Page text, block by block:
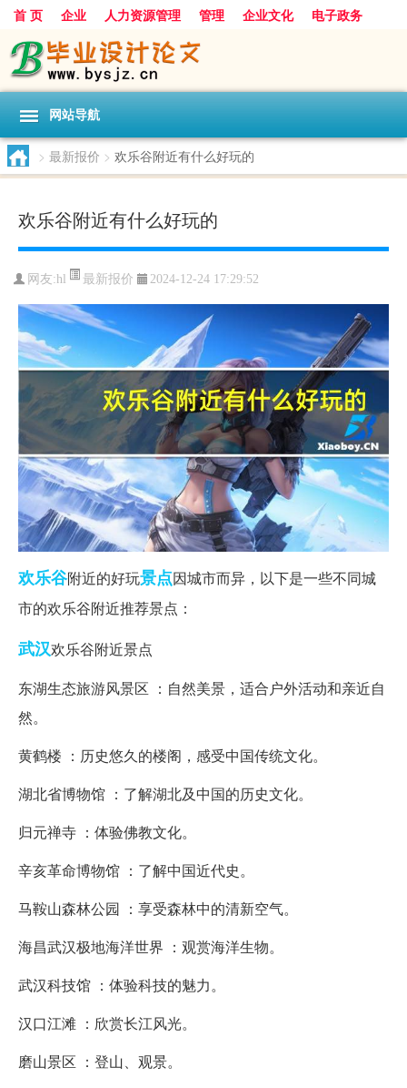
首 页 企业 人力资源管理 管理 企业文化
电子政务
数据
旅游 项目 浅谈 发展
网站导航
> 最新报价 > 欢乐谷附近有什么好玩的
欢乐谷附近有什么好玩的
网友:hl 最新报价 2024-12-24 17:29:52
欢乐谷附近的好玩景点因城市而异，以下是一些不同城
市的欢乐谷附近推荐景点：
武汉欢乐谷附近景点
东湖生态旅游风景区 ：自然美景，适合户外活动和亲近自
然。
黄鹤楼 ：历史悠久的楼阁，感受中国传统文化。
湖北省博物馆 ：了解湖北及中国的历史文化。
归元禅寺 ：体验佛教文化。
辛亥革命博物馆 ：了解中国近代史。
马鞍山森林公园 ：享受森林中的清新空气。
海昌武汉极地海洋世界 ：观赏海洋生物。
武汉科技馆 ：体验科技的魅力。
汉口江滩 ：欣赏长江风光。
磨山景区 ：登山、观景。